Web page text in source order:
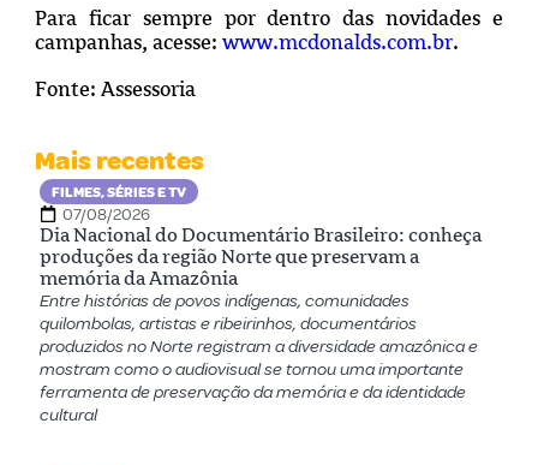
Para ficar sempre por dentro das novidades e
campanhas, acesse: www.mcdonalds.com.br.
Fonte: Assessoria
Mais recentes
FILMES, SÉRIES E TV
07/08/2026
Dia Nacional do Documentário Brasileiro: conheça
produções da região Norte que preservam a
memória da Amazônia
Entre histórias de povos indígenas, comunidades
quilombolas, artistas e ribeirinhos, documentários
produzidos no Norte registram a diversidade amazônica e
mostram como o audiovisual se tornou uma importante
ferramenta de preservação da memória e da identidade
cultural